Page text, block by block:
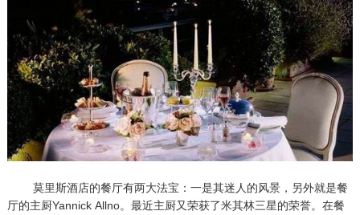
莫里斯酒店的餐厅有两大法宝：一是其迷人的风景，另外就是餐
厅的主厨Yannick Allno。最近主厨又荣获了米其林三星的荣誉。在餐